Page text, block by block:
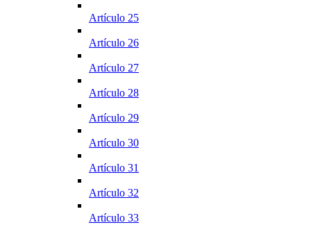
Artículo 25
Artículo 26
Artículo 27
Artículo 28
Artículo 29
Artículo 30
Artículo 31
Artículo 32
Artículo 33